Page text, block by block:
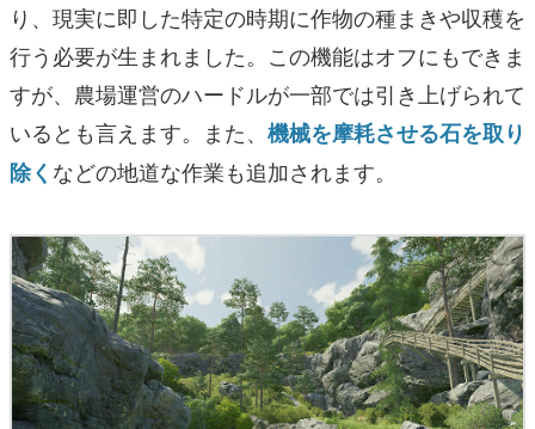
り、現実に即した特定の時期に作物の種まきや収穫を
行う必要が生まれました。この機能はオフにもできま
すが、農場運営のハードルが一部では引き上げられて
いるとも言えます。また、 機械を摩耗させる石を取り
除く などの地道な作業も追加されます。